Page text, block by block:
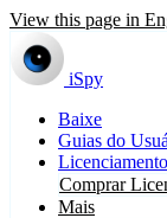
View this page in
iSpy
Baixe
Guias do
Licenciamento
Comprar
Mais